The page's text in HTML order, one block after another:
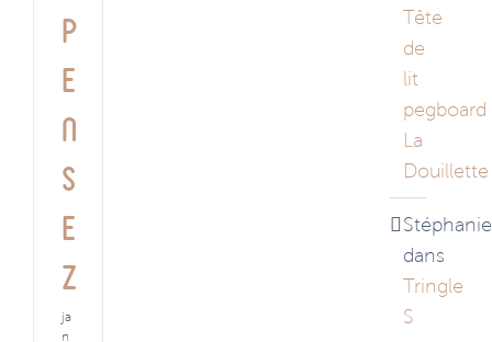
p
e
n
s
e
z
ja
n
Tête
de
lit
pegboard
La
Douillette
Stéphanie
dans
Tringle
S